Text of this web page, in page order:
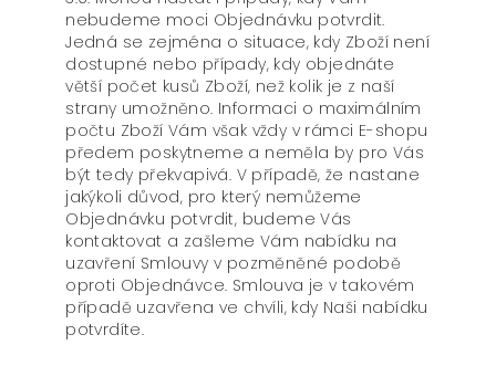
nebudeme moci Objednávku potvrdit.
Jedná se zejména o situace, kdy Zboží není
dostupné nebo případy, kdy objednáte
větší počet kusů Zboží, než kolik je z naší
strany umožněno. Informaci o maximálním
počtu Zboží Vám však vždy v rámci E-shopu
předem poskytneme a neměla by pro Vás
být tedy překvapivá. V případě, že nastane
jakýkoli důvod, pro který nemůžeme
Objednávku potvrdit, budeme Vás
kontaktovat a zašleme Vám nabídku na
uzavření Smlouvy v pozměněné podobě
oproti Objednávce. Smlouva je v takovém
případě uzavřena ve chvíli, kdy Naši nabídku
potvrdíte.